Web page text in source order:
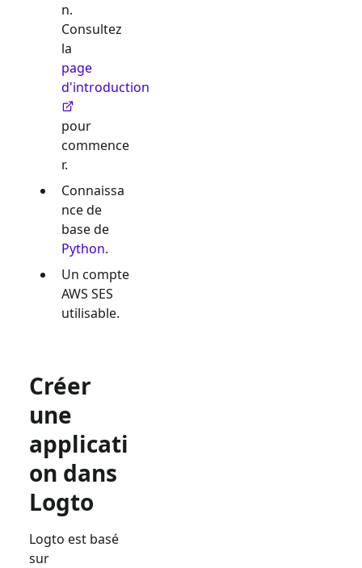
n.
Consultez
la
page
d'introduction
pour
commence
r.
Connaissa
nce de
base de
Python.
Un compte
AWS SES
utilisable.
Créer
une
applicati
on dans
Logto
Logto est basé
sur